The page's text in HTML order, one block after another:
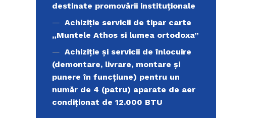
destinate promovării instituționale
Achiziție servicii de tipar carte
„Muntele Athos si lumea ortodoxa’’
Achiziție și servicii de înlocuire
(demontare, livrare, montare și
punere în funcțiune) pentru un
număr de 4 (patru) aparate de aer
condiționat de 12.000 BTU